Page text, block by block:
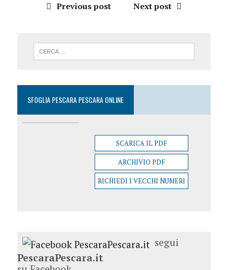
Previous post Next post
SFOGLIA PESCARA PESCARA ONLINE
SCARICA IL PDF
ARCHIVIO PDF
RICHIEDI I VECCHI NUMERI
segui
PescaraPescara.it